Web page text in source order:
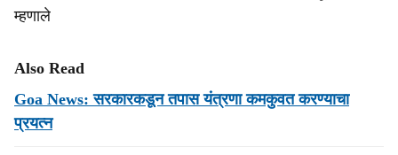
म्हणाले
Also Read
Goa News: सरकारकडून तपास यंत्रणा कमकुवत करण्याचा
प्रयत्‍न